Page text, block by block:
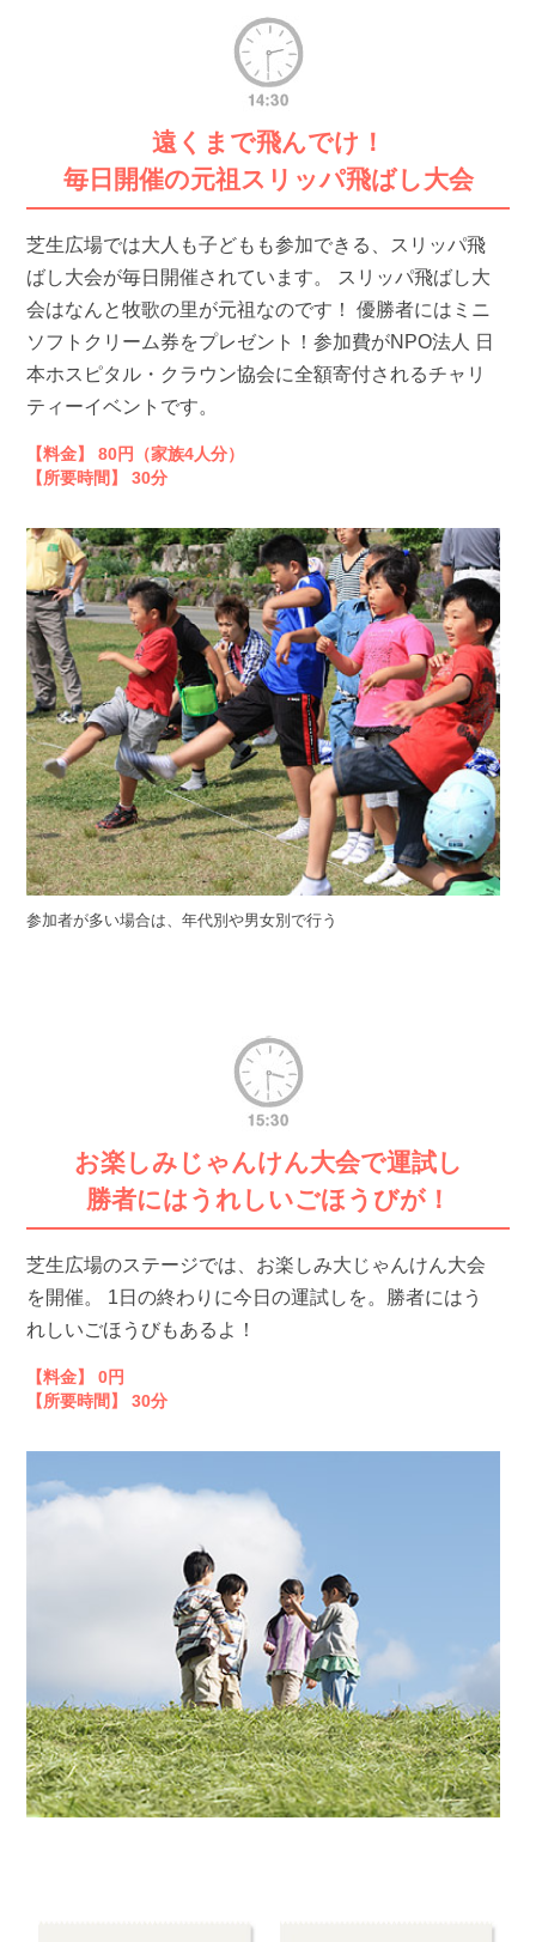
遠くまで飛んでけ！
毎日開催の元祖スリッパ飛ばし大会
芝生広場では大人も子どもも参加できる、スリッパ飛
ばし大会が毎日開催されています。 スリッパ飛ばし大
会はなんと牧歌の里が元祖なのです！ 優勝者にはミニ
ソフトクリーム券をプレゼント！参加費がNPO法人 日
本ホスピタル・クラウン協会に全額寄付されるチャリ
ティーイベントです。
【料金】 80円（家族4人分）
【所要時間】 30分
参加者が多い場合は、年代別や男女別で行う
お楽しみじゃんけん大会で運試し
勝者にはうれしいごほうびが！
芝生広場のステージでは、お楽しみ大じゃんけん大会
を開催。 1日の終わりに今日の運試しを。勝者にはう
れしいごほうびもあるよ！
【料金】 0円
【所要時間】 30分